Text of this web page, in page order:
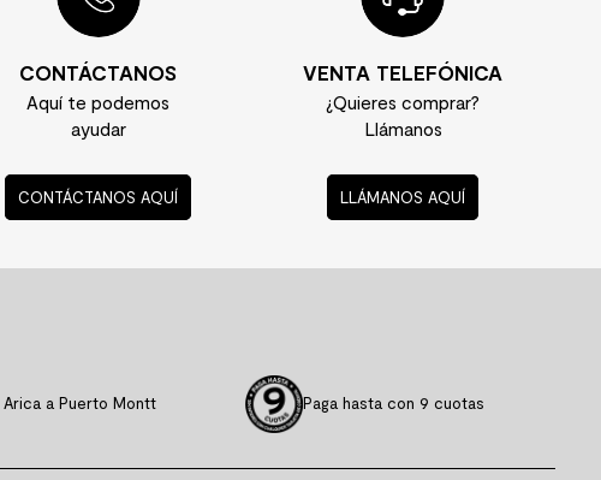
CONTÁCTANOS
Aquí te podemos
ayudar
CONTÁCTANOS AQUÍ
VENTA TELEFÓNICA
¿Quieres comprar?
Llámanos
LLÁMANOS AQUÍ
a Puerto Montt Paga hasta con 9 cuotas